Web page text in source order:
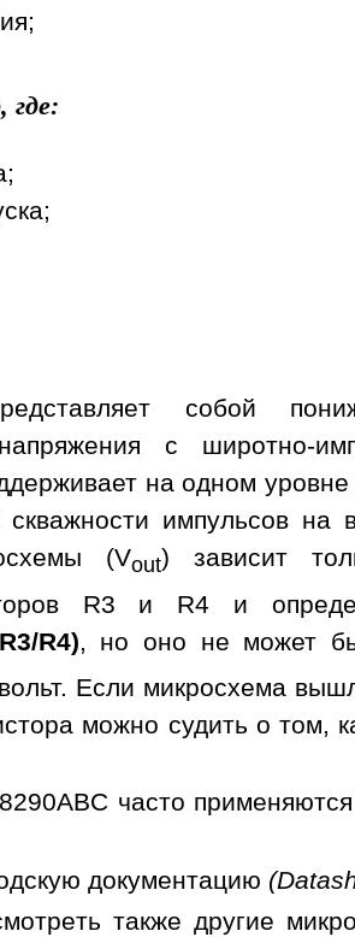
где:
собой
с широтно-
на одном
скважности импульсов на
(Vout) зависит
R3 и R4 и
R4) , но оно не может
Если микросхема
можно судить о том,
часто
документацию
также другие